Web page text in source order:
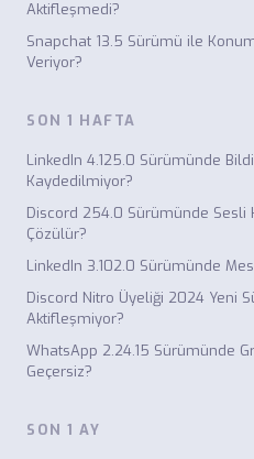
Aktifleşmedi?
Snapchat 13.5 Sürümü ile
Veriyor?
SON 1 HAFTA
LinkedIn 4.125.0 Sürümünde
Kaydedilmiyor?
Discord 254.0 Sürümünde Sesli
Çözülür?
LinkedIn 3.102.0 Sürümünde
Discord Nitro Üyeliği 2024 Yeni
Aktifleşmiyor?
WhatsApp 2.24.15 Sürümünde
Geçersiz?
SON 1 AY